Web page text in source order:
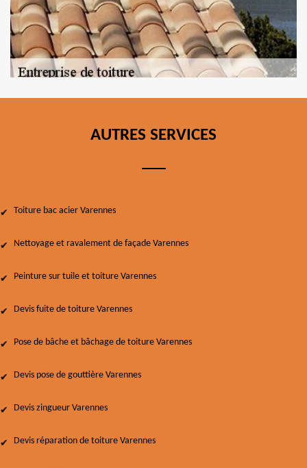
AUTRES SERVICES
Toiture bac acier Varennes
Nettoyage et ravalement de façade Varennes
Peinture sur tuile et toiture Varennes
Devis fuite de toiture Varennes
Pose de bâche et bâchage de toiture Varennes
Devis pose de gouttière Varennes
Devis zingueur Varennes
Devis réparation de toiture Varennes